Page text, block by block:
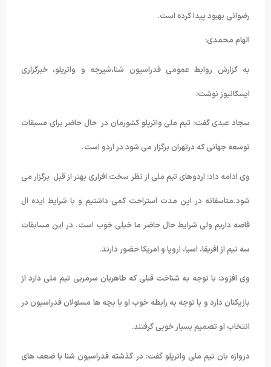
رضوانی بهبود پیدا کرده است.
الهام محمدی:
به گزارش روابط عمومی فدراسیون شنا،شیرجه و واترپلو، خبرگزاری
ایسکانیوز نوشت:
سجاد عبدی گفت: تیم ملی واترپلو کشورمان در حال حاضر برای مسبقات
توسعه جهانی که درتهران برگزار می شود در اردو است.
وی ادامه داد: اردوهای تیم ملی از نظر سخت افزاری بهتر از قبل برگزار می
شود.متاسفانه در این مدت استراحت کمی داشتیم و با شرایط ایده ال
فاصه داریم ولی شرایط حال حاضر ما خیلی خوب است. در این مسابقات
سه تیم از افریقا، اسیا، اروپا و امریکا حضور دارند.
وی افزود: با توجه به شناخت قبلی که طاهریان سرمربی تیم ملی دارد از
بازیکنان دارد و با توجه به رابطه خوب او با بچه ها مسئولان فدراسیون در
انتخاب او تصمیم بسیار خوبی گرفتند.
دروازه بان تیم ملی واترپلو گفت: در گذشته فدراسیون شنا با ضعف های